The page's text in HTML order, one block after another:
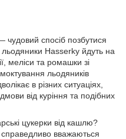
спосіб позбутися
льодяники Hasserky йдуть на
меліси та ромашки зі
льодяників
в різних ситуаціях,
від куріння та подібних
цукерки від кашлю?
вважаються